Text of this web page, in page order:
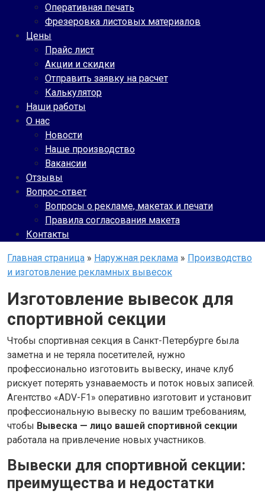
Оперативная печать
Фрезеровка листовых материалов
Цены
Прайс лист
Акции и скидки
Отправить заявку на расчет
Калькулятор
Наши работы
О нас
Новости
Наше производство
Вакансии
Отзывы
Вопрос-ответ
Вопросы о рекламе, макетах и печати
Правила согласования макета
Контакты
Главная страница » Наружная реклама » Производство
и изготовление рекламных вывесок
Изготовление вывесок для
спортивной секции
Чтобы спортивная секция в Санкт-Петербурге была
заметна и не теряла посетителей, нужно
профессионально изготовить вывеску, иначе клуб
рискует потерять узнаваемость и поток новых записей.
Агентство «ADV-F1» оперативно изготовит и установит
профессиональную вывеску по вашим требованиям,
чтобы Вывеска — лицо вашей спортивной секции
работала на привлечение новых участников.
Вывески для спортивной секции:
преимущества и недостатки